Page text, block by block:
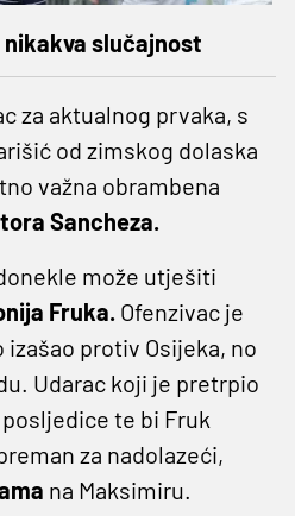
nikakva slučajnost
za aktualnog prvaka, s
od zimskog dolaska
važna obrambena
Sancheza.
može utješiti
Fruka. Ofenzivac je
protiv Osijeka, no
Udarac koji je pretrpio
te bi Fruk
za nadolazeći,
na Maksimiru.